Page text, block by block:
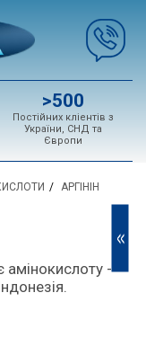
>500
Постійних кліентів з
України, СНД та
Європи
АРГІНІН
амінокислоту -
<<